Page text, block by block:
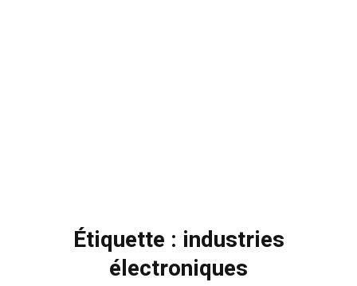
Étiquette : industries
électroniques